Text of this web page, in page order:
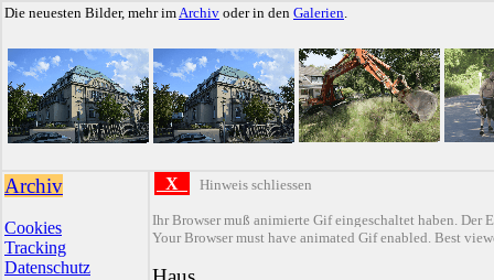
Die neuesten Bilder, mehr imArchiv oder in den Galerien.
Archiv
Cookies
Tracking
Datenschutz
X Hinweis schliessen
Ihr Browser muß animierte Gif eingeschaltet haben. Der
Your Browser must have animated Gif enabled. Best